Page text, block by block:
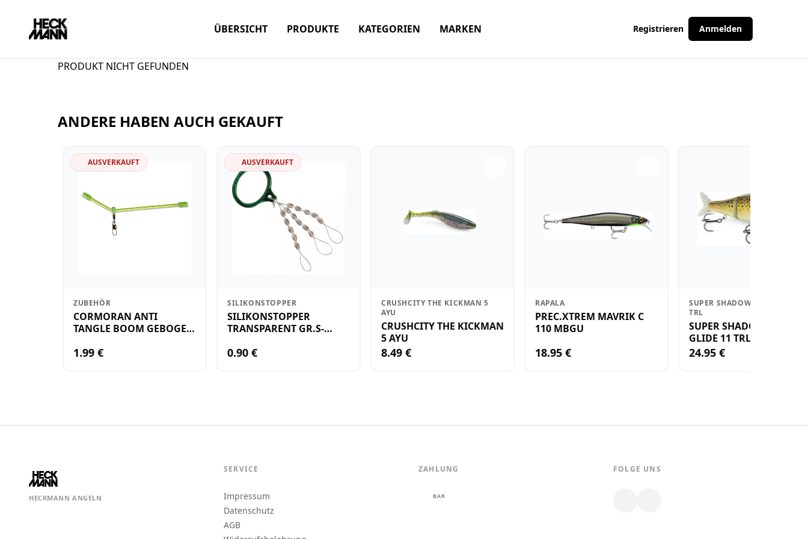
ÜBERSICHT PRODUKTE KATEGORIEN MARKEN Registrieren Anmelden
PRODUKT NICHT GEFUNDEN
ANDERE HABEN AUCH GEKAUFT
AUSVERKAUFT
ZUBEHÖR
CORMORAN ANTI
TANGLE BOOM GEBOGEN
1.99 €
AUSVERKAUFT
SILIKONSTOPPER
SILIKONSTOPPER
TRANSPARENT GR.S-
0.90 €
CRUSHCITY THE KICKMAN 5
AYU
CRUSHCITY THE KICKMAN
5 AYU
8.49 €
RAPALA
PREC.XTREM MAVRIK C
110 MBGU
18.95 €
SUPER SHADOW RAP GLIDE 11
TRL
SUPER SHADOW RAP
GLIDE 11 TRL
24.95 €
HECKMANN ANGELN
SERVICE
Impressum
Datenschutz
AGB
ZAHLUNG
BAR
FOLGE UNS